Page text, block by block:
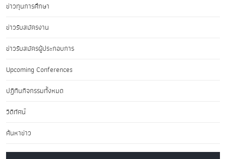
ข่าวทุนการศึกษา
ข่าวรับสมัครงาน
ข่าวรับสมัครผู้ประกอบการ
Upcoming Conferences
ปฏิทินกิจกรรมทั้งหมด
วิดีทัศน์
ค้นหาข่าว